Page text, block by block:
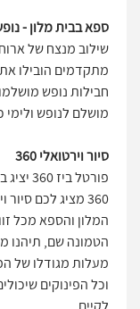
ספא בבית מלון -
שילוב מנצח של
מתקדמים הובילו
חבילות נופש
מושלם לנופש ולימי
סיור וירטואלי 360
פורטל
360 מציג לכם
המלון והספא מכל
מעלות מגודלו של
וכל הפינוקים
לקיים.